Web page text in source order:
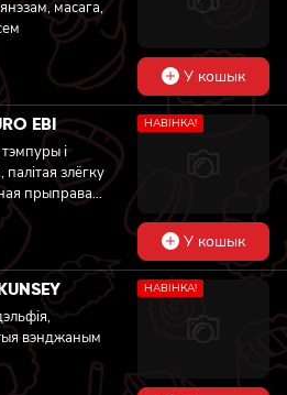
масага,
У кошык
EBI
і
злёгку
прыправай
НАВIНКА!
У кошык
вэнджаным
НАВIНКА!